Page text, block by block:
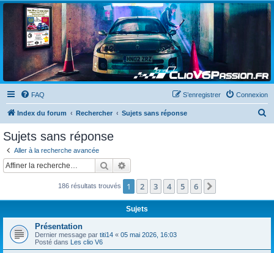
Clio V6 Passion
Le site français des passionnés de Clio V6
FAQ Connexion
S’enregistrer
Index du forum Rechercher Sujets sans réponse
c
Sujets sans réponse
Aller à la recherche avancée
Rechercher
186 résultats trouvés 1 2 3 4 5 6
Sujets
Présentation
Dernier message par titi14 « 05 mai 2026, 16:03
Posté dans Les clio V6